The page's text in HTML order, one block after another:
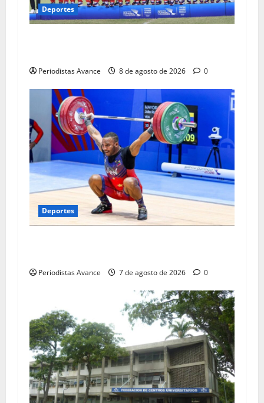
Deportes
Periodistas Avance 8 de agosto de 2026 0
Deportes
Periodistas Avance 7 de agosto de 2026 0